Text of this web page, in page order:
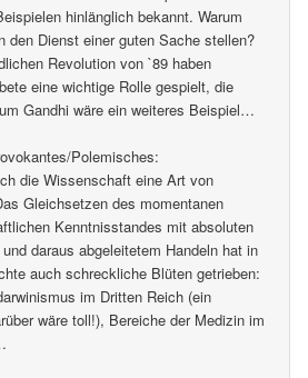
hinlänglich bekannt. Warum
den Dienst einer guten Sache stellen?
Revolution von `89 haben
eine wichtige Rolle gespielt, die
Gandhi wäre ein weiteres Beispiel…
Polemisches:
die Wissenschaft eine Art von
Gleichsetzen des momentanen
Kenntnisstandes mit absoluten
daraus abgeleitetem Handeln hat in
auch schreckliche Blüten getrieben:
im Dritten Reich (ein
wäre toll!), Bereiche der Medizin im